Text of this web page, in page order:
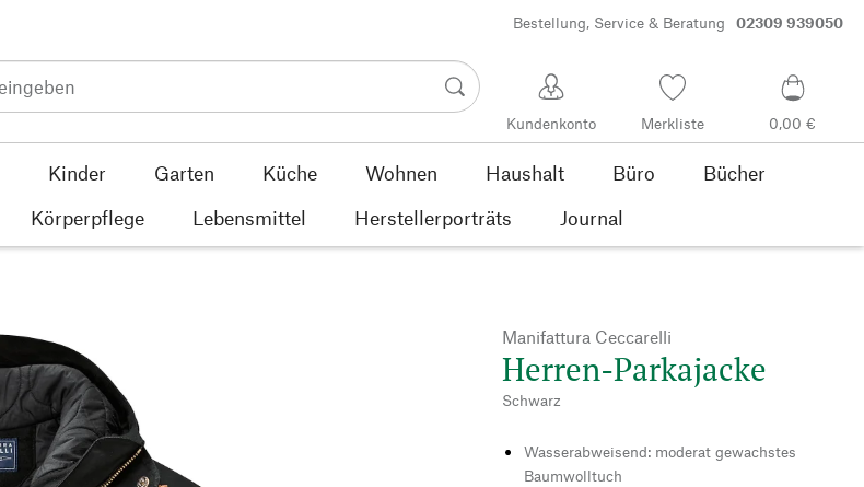
Bestellung, Service & Beratung 02309 939050
Kundenkonto Merkliste 0,00 €
Kinder Garten Küche Wohnen Haushalt Büro
Bücher
Körperpflege Lebensmittel Herstellerporträts Journal
Manifattura Ceccarelli
Herren-Parkajacke
Schwarz
Wasserabweisend: moderat gewachstes
Baumwolltuch